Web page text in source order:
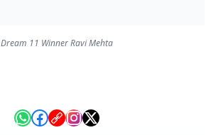
Dream 11 Winner Ravi Mehta